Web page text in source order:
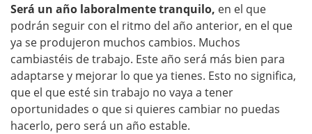
Será un año laboralmente tranquilo, en el que
podrán seguir con el ritmo del año anterior, en el que
ya se produjeron muchos cambios. Muchos
cambiastéis de trabajo. Este año será más bien para
adaptarse y mejorar lo que ya tienes. Esto no significa,
que el que esté sin trabajo no vaya a tener
oportunidades o que si quieres cambiar no puedas
hacerlo, pero será un año estable.